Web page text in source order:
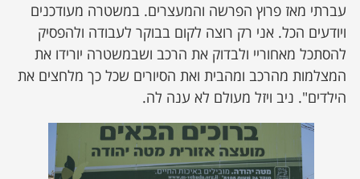
עברתי מאז פרוץ הפרשה והמעצרים. במשטרה מעודכנים
ויודעים הכל. אני רק רוצה לקום בבוקר לעבודה ולהפסיק
להסתכל מאחוריי ולבדוק את הרכב ושבמשטרה יורידו את
המצלמות מהרכב ומהבית ואת הסיורים שכל כך מלחצים את
הילדים". ניב ויזל מעולם לא ענה לה.